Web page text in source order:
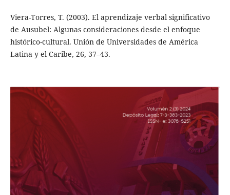
Viera-Torres, T. (2003). El aprendizaje verbal significativo
de Ausubel: Algunas consideraciones desde el enfoque
histórico-cultural. Unión de Universidades de América
Latina y el Caribe, 26, 37–43.